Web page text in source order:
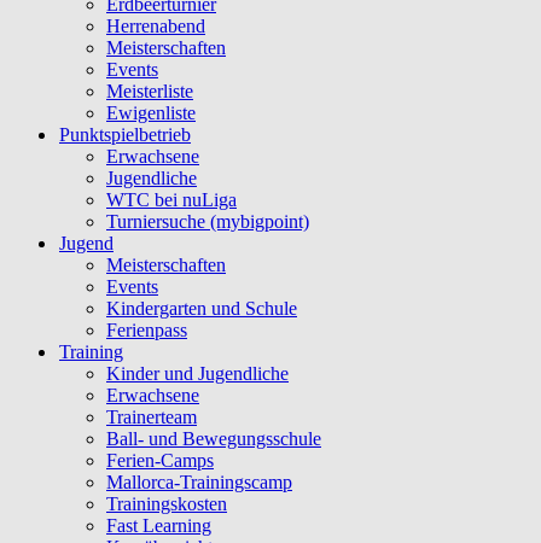
Erdbeerturnier
Herrenabend
Meisterschaften
Events
Meisterliste
Ewigenliste
Punktspielbetrieb
Erwachsene
Jugendliche
WTC bei nuLiga
Turniersuche (mybigpoint)
Jugend
Meisterschaften
Events
Kindergarten und Schule
Ferienpass
Training
Kinder und Jugendliche
Erwachsene
Trainerteam
Ball- und Bewegungsschule
Ferien-Camps
Mallorca-Trainingscamp
Trainingskosten
Fast Learning